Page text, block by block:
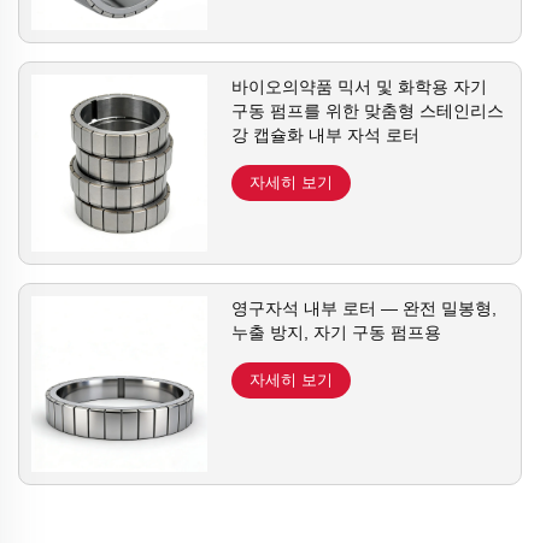
바이오의약품 믹서 및 화학용 자기
구동 펌프를 위한 맞춤형 스테인리스
강 캡슐화 내부 자석 로터
자세히 보기
영구자석 내부 로터 — 완전 밀봉형,
누출 방지, 자기 구동 펌프용
자세히 보기